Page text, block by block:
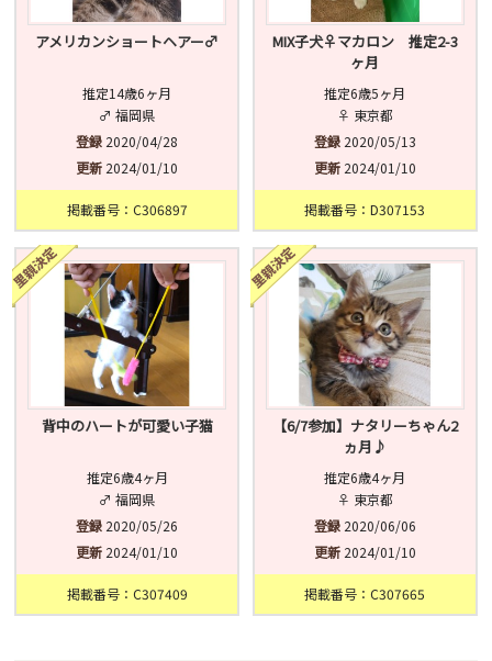
アメリカンショートヘアー♂
推定14歳6ヶ月
♂ 福岡県
登録 2020/04/28
更新 2024/01/10
掲載番号：C306897
MIX子犬♀マカロン 推定2-3
ヶ月
推定6歳5ヶ月
♀ 東京都
登録2020/05/13
更新2024/01/10
掲載番号：D307153
背中のハートが可愛い子猫
推定6歳4ヶ月
♂ 福岡県
登録 2020/05/26
更新 2024/01/10
掲載番号：C307409
【6/7参加】ナタリーちゃん2
ヵ月♪
推定6歳4ヶ月
♀ 東京都
登録2020/06/06
更新2024/01/10
掲載番号：C307665